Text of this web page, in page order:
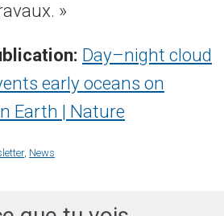
»
Day–night cloud
early oceans on
Earth | Nature
, News